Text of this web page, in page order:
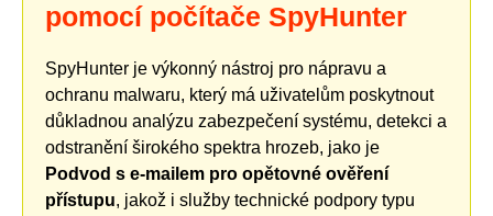
pomocí počítače SpyHunter
SpyHunter je výkonný nástroj pro nápravu a
ochranu malwaru, který má uživatelům poskytnout
důkladnou analýzu zabezpečení systému, detekci a
odstranění širokého spektra hrozeb, jako je
Podvod s e-mailem pro opětovné ověření
přístupu, jakož i služby technické podpory typu